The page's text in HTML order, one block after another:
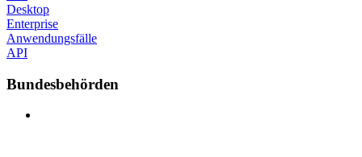
Desktop
Enterprise
Anwendungsfälle
API
Bundesbehörden